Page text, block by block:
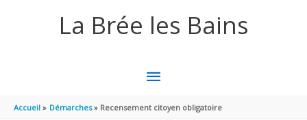
La Brée les Bains
MENU
PRINCIPAL
Accueil Démarches Recensement citoyen obligatoire